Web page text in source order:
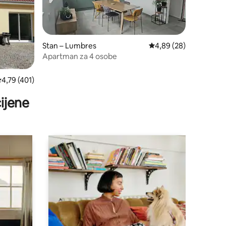
ocjena: 4,79/5, recenzija: 401
4,79 (401)
Stan – Lumbres Prosječna ocjena:
4,89 (28)
Apartman za 4 osobe